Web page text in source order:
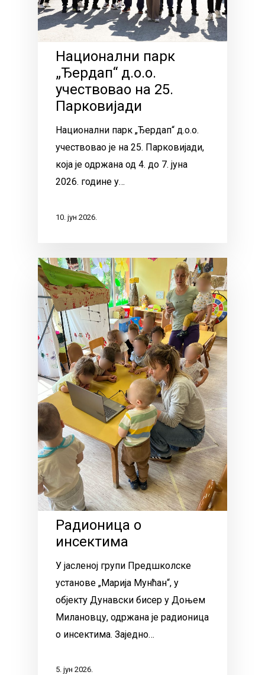
Национални парк
„Ђердап“ д.о.о.
учествовао на 25.
Парковијади
Национални парк „Ђердап“ д.о.о.
учествовао је на 25. Парковијади,
која је одржана од 4. до 7. јуна
2026. године у…
10. јун 2026.
Радионица о
инсектима
У јасленој групи Предшколске
установе „Марија Мунћан“, у
објекту Дунавски бисер у Доњем
Милановцу, одржана је радионица
о инсектима. Заједно…
5. јун 2026.